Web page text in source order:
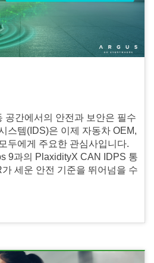
공간에서의 안전과 보안은 필수
스템(IDS)은 이제 자동차 OEM,
두에게 주요한 관심사입니다.
9과의 PlaxidityX CAN IDPS 통
세운 안전 기준을 뛰어넘을 수